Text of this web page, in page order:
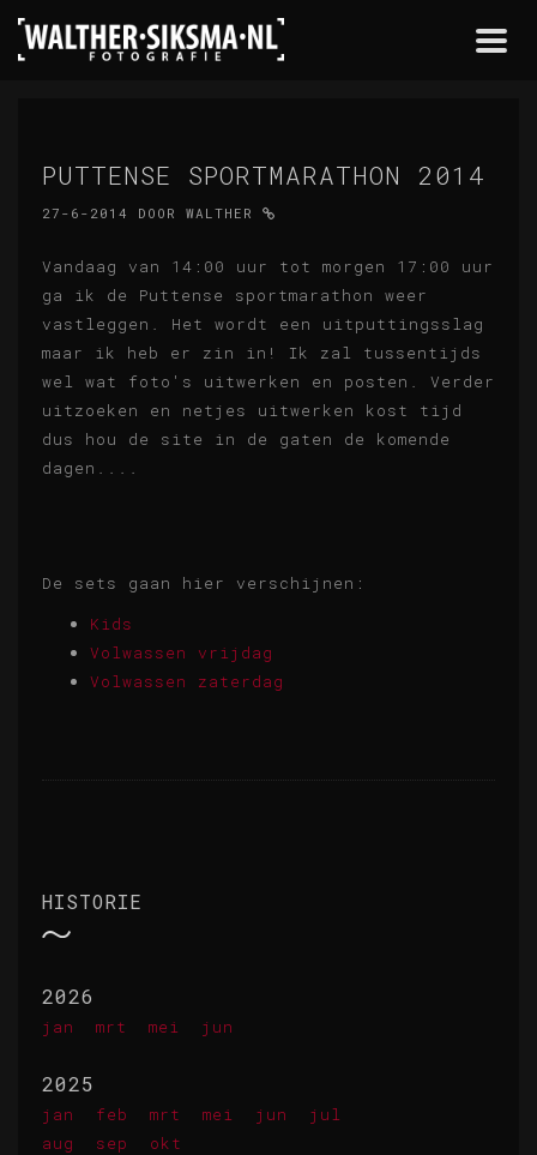
PUTTENSE SPORTMARATHON 2014
27-6-2014 DOOR WALTHER
Vandaag van 14:00 uur tot morgen 17:00 uur
ga ik de Puttense sportmarathon weer
vastleggen. Het wordt een uitputtingsslag
maar ik heb er zin in! Ik zal tussentijds
wel wat foto's uitwerken en posten. Verder
uitzoeken en netjes uitwerken kost tijd
dus hou de site in de gaten de komende
dagen....
De sets gaan hier verschijnen:
Kids
Volwassen vrijdag
Volwassen zaterdag
HISTORIE
2026
jan mrt mei jun
2025
jan feb mrt mei jun
jul
aug
sep okt